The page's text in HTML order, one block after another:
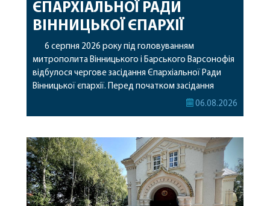
ЄПАРХІАЛЬНОЇ РАДИ
ВІННИЦЬКОЇ ЄПАРХІЇ
6 серпня 2026 року під головуванням
митрополита Вінницького і Барського Варсонофія
відбулося чергове засідання Єпархіальної Ради
Вінницької єпархії. Перед початком засідання
секретар Єпархіальної Ради від імені членів Ради
побажавши йому міцного здоров’я, Божої
допомоги, миру, духовної радості та
благословенних успіхів у подальшому
архіпастирському служінні. […]
06.08.2026